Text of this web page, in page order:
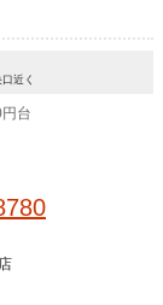
近く
台